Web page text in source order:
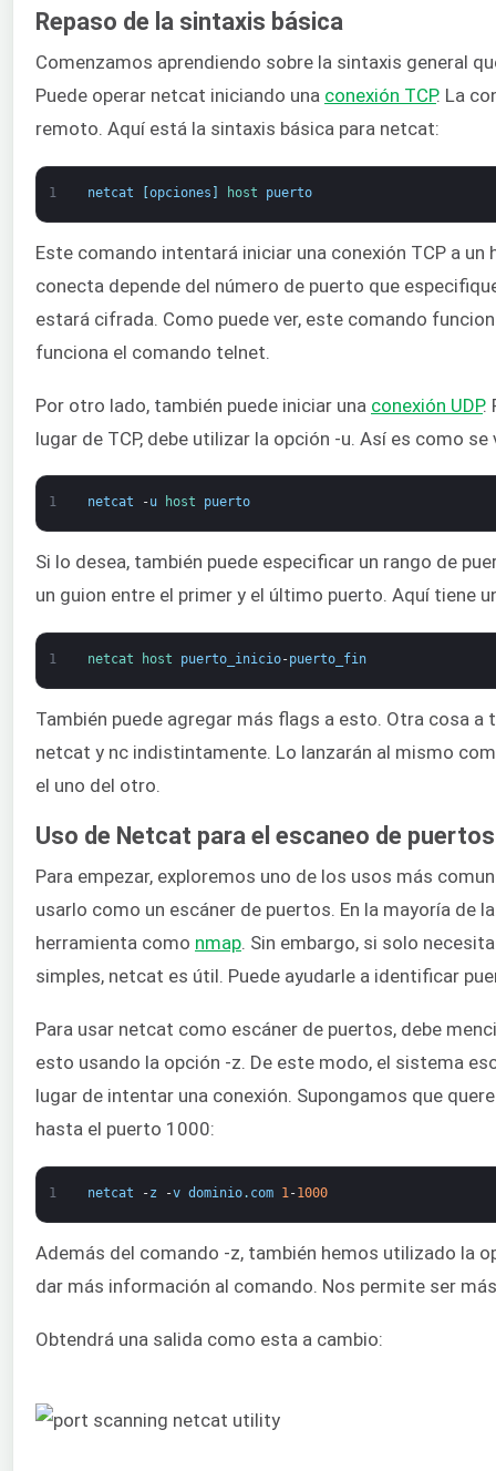
Repaso de la sintaxis básica
Comenzamos aprendiendo sobre la sintaxis general
Puede operar netcat iniciando una conexión TCP. La
remoto. Aquí está la sintaxis básica para netcat:
1 netcat [opciones ] host puerto
Este comando intentará iniciar una conexión TCP a
conecta depende del número de puerto que
estará cifrada. Como puede ver, este comando
funciona el comando telnet.
Por otro lado, también puede iniciar una conexión UDP.
lugar de TCP, debe utilizar la opción -u. Así es como se
1 netcat -u host puerto
Si lo desea, también puede especificar un rango de
un guion entre el primer y el último puerto. Aquí tiene
1 netcat host puerto_inicio-puerto_fin
También puede agregar más flags a esto. Otra cosa a
netcat y nc indistintamente. Lo lanzarán al mismo
el uno del otro.
Uso de Netcat para el escaneo de puertos
Para empezar, exploremos uno de los usos más
usarlo como un escáner de puertos. En la mayoría de
herramienta como nmap. Sin embargo, si solo
simples, netcat es útil. Puede ayudarle a identificar
Para usar netcat como escáner de puertos, debe
esto usando la opción -z. De este modo, el sistema
lugar de intentar una conexión. Supongamos que
hasta el puerto 1000:
1 netcat -z -v dominio. com 1-1000
Además del comando -z, también hemos utilizado la
dar más información al comando. Nos permite ser
Obtendrá una salida como esta a cambio: